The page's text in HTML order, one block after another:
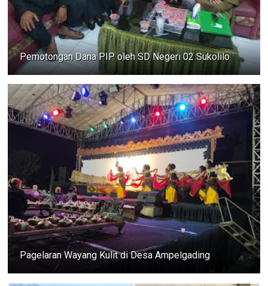
Pemotongan Dana PIP oleh SD Negeri 02 Sukolilo
Pagelaran Wayang Kulit di Desa Ampelgading